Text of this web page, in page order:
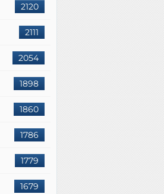
2120
2111
2054
1898
1860
1786
1779
1679